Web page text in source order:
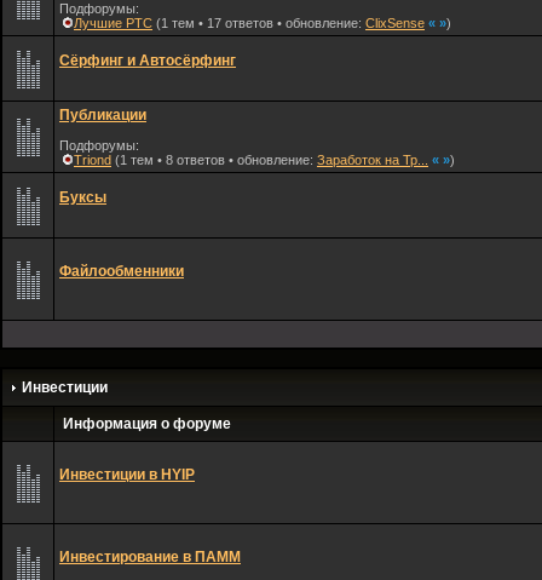
Подфорумы:
Лучшие PTC (1 тем • 17 ответов • обновление: ClixSense « »)
Сёрфинг и Автосёрфинг
Публикации
Подфорумы:
Triond (1 тем • 8 ответов • обновление: Заработок на Тр... « »)
Буксы
Файлообменники
Инвестиции
Информация о форуме
Инвестиции в HYIP
Инвестирование в ПАММ